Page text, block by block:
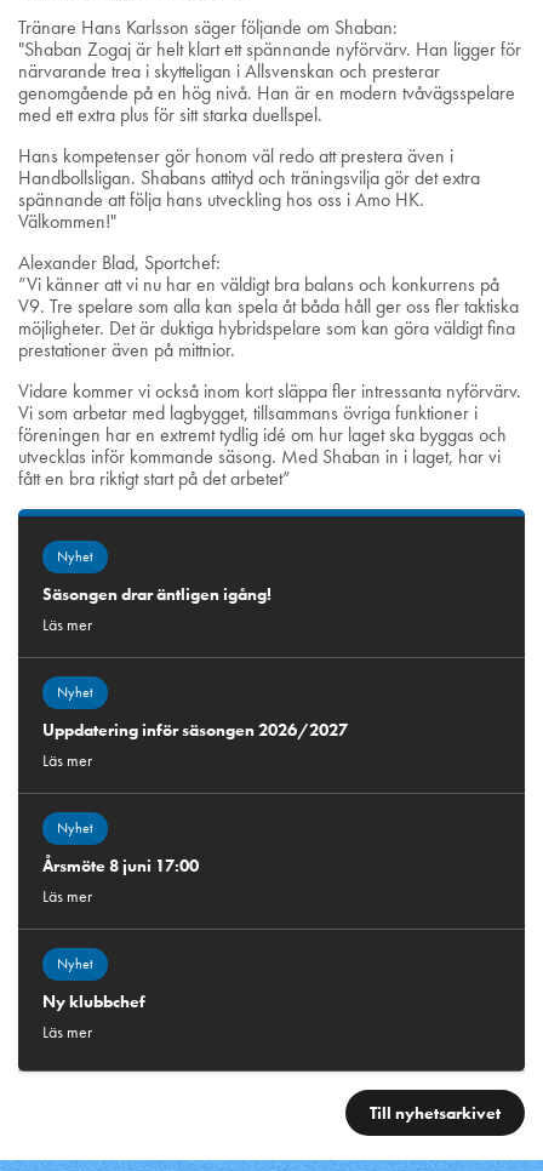
Tränare Hans Karlsson säger följande om Shaban:
"Shaban Zogaj är helt klart ett spännande nyförvärv. Han ligger för
närvarande trea i skytteligan i Allsvenskan och presterar
genomgående på en hög nivå. Han är en modern tvåvägsspelare
med ett extra plus för sitt starka duellspel.
Hans kompetenser gör honom väl redo att prestera även i
Handbollsligan. Shabans attityd och träningsvilja gör det extra
spännande att följa hans utveckling hos oss i Amo HK.
Välkommen!"
Alexander Blad, Sportchef:
”Vi känner att vi nu har en väldigt bra balans och konkurrens på
V9. Tre spelare som alla kan spela åt båda håll ger oss fler taktiska
möjligheter. Det är duktiga hybridspelare som kan göra väldigt fina
prestationer även på mittnior.
Vidare kommer vi också inom kort släppa fler intressanta nyförvärv.
Vi som arbetar med lagbygget, tillsammans övriga funktioner i
föreningen har en extremt tydlig idé om hur laget ska byggas och
utvecklas inför kommande säsong. Med Shaban in i laget, har vi
fått en bra riktigt start på det arbetet”
Nyhet
Säsongen drar äntligen igång!
Läs mer
Nyhet
Uppdatering inför säsongen 2026/2027
Läs mer
Nyhet
Årsmöte 8 juni 17:00
Läs mer
Nyhet
Ny klubbchef
Läs mer
Till nyhetsarkivet